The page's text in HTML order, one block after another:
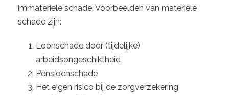
immateriële schade. Voorbeelden van materiële
schade zijn:
Loonschade door (tijdelijke)
arbeidsongeschiktheid
Pensioenschade
Het eigen risico bij de zorgverzekering